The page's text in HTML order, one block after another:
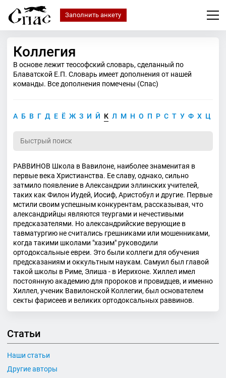
Заполнить анкету
Коллегия
В основе лежит теософский словарь, сделанный по
Блаватской Е.П. Словарь имеет дополнения от нашей
команды. Все дополнения помечены (Спас)
А Б В Г Д Е Ё Ж З И Й К Л М Н О П Р С Т У Ф Х Ц
РАВВИНОВ Школа в Вавилоне, наиболее знаменитая в
первые века Христианства. Ее славу, однако, сильно
затмило появление в Александрии эллинских учителей,
таких как Филон Иудей, Иосиф, Аристобул и другие. Первые
мстили своим успешным конкурентам, рассказывая, что
александрийцы являются теургами и нечестивыми
предсказателями. Но александрийские верующие в
тавматургию не считались грешниками или мошенниками,
когда такими школами "хазим" руководили
ортодоксальные евреи. Это были коллеги для обучения
предсказаниям и оккультным наукам. Самуил был главой
такой школы в Риме, Элиша - в Иерихоне. Хиллел имел
постоянную академию для пророков и провидцев, и именно
Хиллел, ученик Вавилонской Коллегии, был основателем
секты фарисеев и великих ортодоксальных раввинов.
Статьи
Наши статьи
Другие авторы